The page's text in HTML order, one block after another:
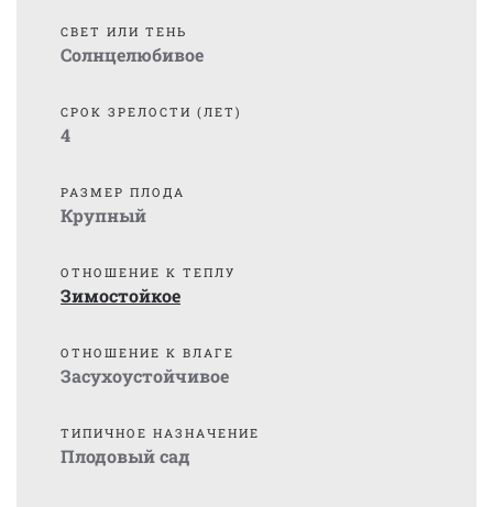
СВЕТ ИЛИ ТЕНЬ
Солнцелюбивое
СРОК ЗРЕЛОСТИ (ЛЕТ)
4
РАЗМЕР ПЛОДА
Крупный
ОТНОШЕНИЕ К ТЕПЛУ
Зимостойкое
ОТНОШЕНИЕ К ВЛАГЕ
Засухоустойчивое
ТИПИЧНОЕ НАЗНАЧЕНИЕ
Плодовый сад